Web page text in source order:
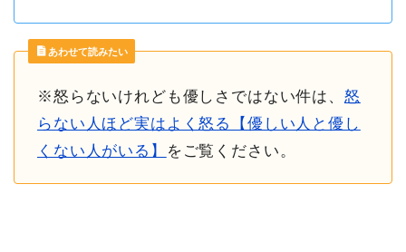
あわせて読みたい
※怒らないけれども優しさではない件は、 怒
らない人ほど実はよく怒る【優しい人と優し
くない人がいる】
をご覧ください。